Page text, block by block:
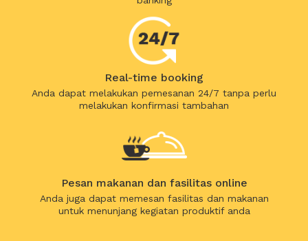
Real-time booking
Anda dapat melakukan pemesanan 24/7 tanpa perlu
melakukan konfirmasi tambahan
Pesan makanan dan fasilitas online
Anda juga dapat memesan fasilitas dan makanan
untuk menunjang kegiatan produktif anda